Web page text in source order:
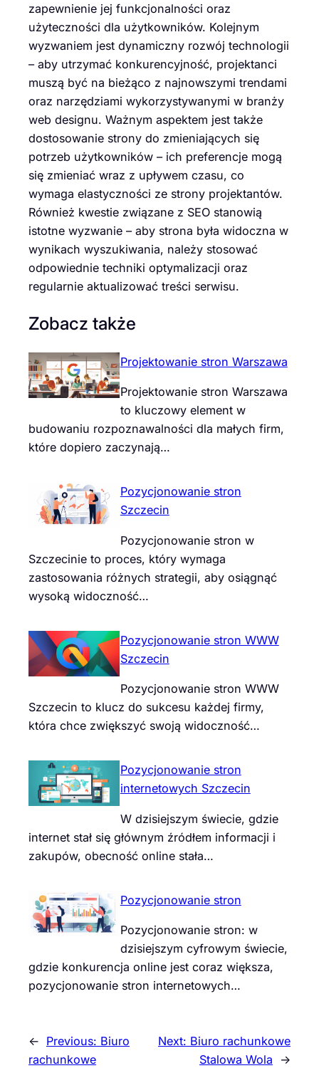
zapewnienie jej funkcjonalności oraz
użyteczności dla użytkowników. Kolejnym
wyzwaniem jest dynamiczny rozwój technologii
– aby utrzymać konkurencyjność, projektanci
muszą być na bieżąco z najnowszymi trendami
oraz narzędziami wykorzystywanymi w branży
web designu. Ważnym aspektem jest także
dostosowanie strony do zmieniających się
potrzeb użytkowników – ich preferencje mogą
się zmieniać wraz z upływem czasu, co
wymaga elastyczności ze strony projektantów.
Również kwestie związane z SEO stanowią
istotne wyzwanie – aby strona była widoczna w
wynikach wyszukiwania, należy stosować
odpowiednie techniki optymalizacji oraz
regularnie aktualizować treści serwisu.
Zobacz także
Projektowanie stron Warszawa
Projektowanie stron Warszawa
to kluczowy element w
budowaniu rozpoznawalności dla małych firm,
które dopiero zaczynają…
Pozycjonowanie stron
Szczecin
Pozycjonowanie stron w
Szczecinie to proces, który wymaga
zastosowania różnych strategii, aby osiągnąć
wysoką widoczność…
Pozycjonowanie stron WWW
Szczecin
Pozycjonowanie stron WWW
Szczecin to klucz do sukcesu każdej firmy,
która chce zwiększyć swoją widoczność…
Pozycjonowanie stron
internetowych Szczecin
W dzisiejszym świecie, gdzie
internet stał się głównym źródłem informacji i
zakupów, obecność online stała…
Pozycjonowanie stron
Pozycjonowanie stron: w
dzisiejszym cyfrowym świecie,
gdzie konkurencja online jest coraz większa,
pozycjonowanie stron internetowych…
← Previous: Biuro
rachunkowe
Next: Biuro rachunkowe
Stalowa Wola
→